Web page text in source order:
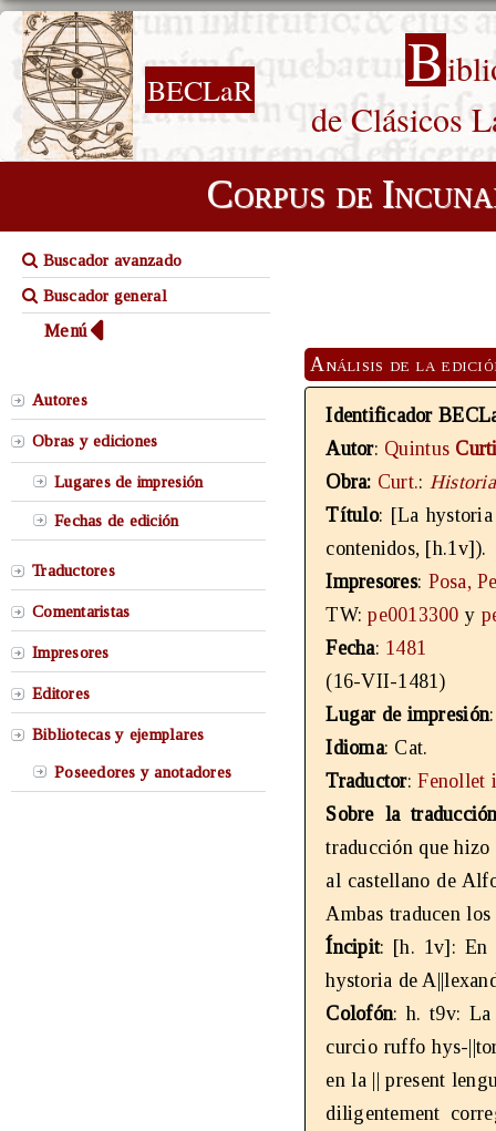
BECLaR B
de Clásicos
Corpus de
Buscador avanzado
Buscador general
Menú
Autores
Obras y ediciones
Lugares de impresión
Fechas de edición
Traductores
Comentaristas
Impresores
Editores
Bibliotecas y ejemplares
Poseedores y anotadores
Análisis de la
Identificador
Autor: Quintus
Obra: Curt.:
Título: [La hystoria
contenidos, [h.1v]).
Impresores: Posa,
TW:pe0013300y
Fecha: 1481
(16-VII-1481)
Lugar de impresión
Idioma: Cat.
Traductor:Fenollet
Sobre la
traducción que
al castellano de
Ambas traducen
Íncipit: [h. 1v]: En
hystoria de
Colofón: h. t9v: La
curcio ruffo hys-
en la || present
diligentement